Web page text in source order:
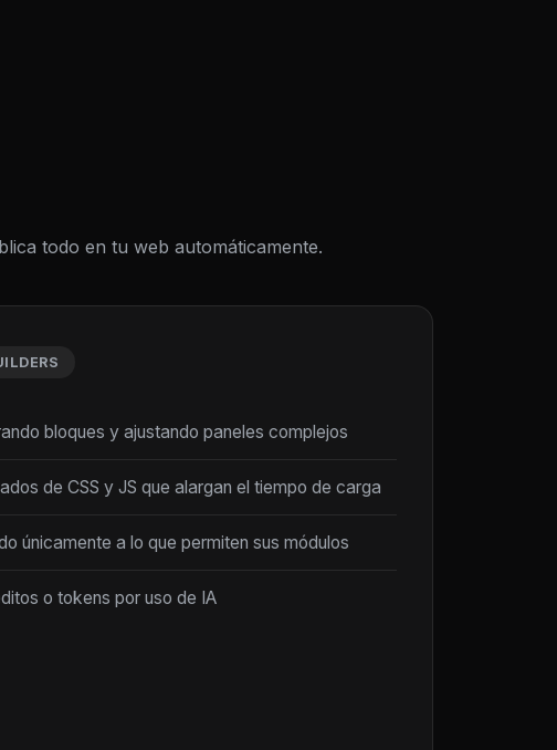
todo en tu web automáticamente.
bloques y ajustando paneles complejos
de CSS y JS que alargan el tiempo de carga
únicamente a lo que permiten sus módulos
o tokens por uso de IA